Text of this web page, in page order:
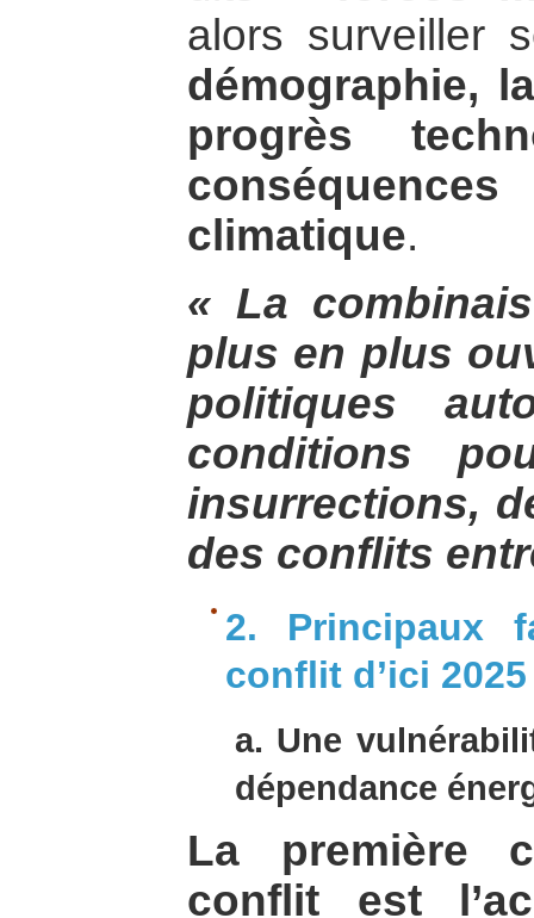
alors surveiller
démographie,
progrès
climatique.
« La
plus en plus
politiques
conditions
insurrections,
des conflits
2. Principaux
conflit d’ici 2025
a. Une
dépendance
La première
conflit est